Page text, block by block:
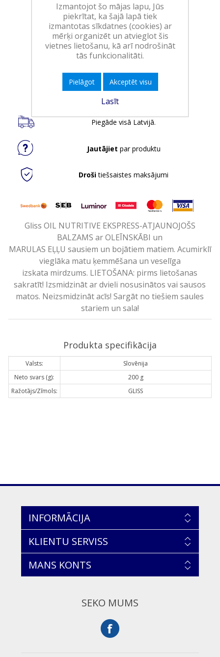
Art.:961906
EAN:9000100398701
Iepakojumā:6
Minimālais daudzums:1
Ielikt grozā
Piegāde visā Latvijā.
Jautājiet par produktu
Drošitiešsaistes maksājumi
Gliss OIL NUTRITIVE EKSPRESS-ATJAUNOJOŠS
BALZAMS ar OLEĪNSKĀBI un
MARULAS EĻĻU sausiem un bojātiem matiem. Acumirklī
vieglāka matu ķemmēšana un veselīga
izskata mirdzums. LIETOŠANA: pirms lietošanas
sakratīt! Izsmidzināt ar dvieli nosusinātos vai sausos
matos. Neizsmidzināt acīs! Sargāt no tiešiem saules
stariem un sala!
Produkta specifikācija
Valsts:
Slovēnija
Neto svars (g):
200 g
Ražotājs/Zīmols:
GLISS
INFORMĀCIJA
KLIENTU SERVISS
MANS KONTS
SEKO MUMS
Izmantojot šo mājas lapu, Jūs
piekrītat, ka šajā lapā tiek
izmantotas sīkdatnes (cookies) ar
mērķi organizēt un atvieglot šis
vietnes lietošanu, kā arī nodrošināt
tās funkcionalitāti.
Pielāgot Akceptēt visu
Lasīt